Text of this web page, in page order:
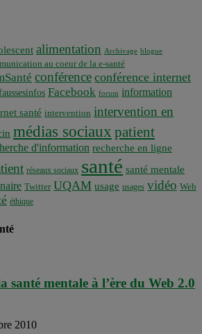
alimentation Archivage blogue
au coeur de la e-santé
conférence conférence internet
Facebook forum information
santé intervention intervention en
médias sociaux patient
d'information recherche en ligne
réseaux sociaux santé santé mentale
Twitter UQAM usage usages vidéo Web
éthique
santé mentale à l’ère du Web 2.0
2010